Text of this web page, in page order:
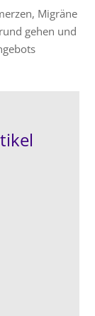
Migräne
gehen und